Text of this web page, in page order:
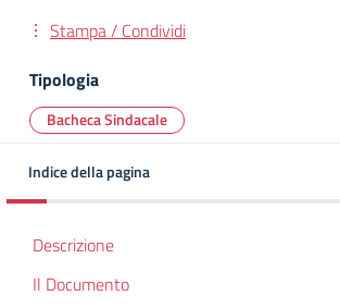
Stampa / Condividi
Tipologia
Bacheca Sindacale
Indice della pagina
Descrizione
Il Documento